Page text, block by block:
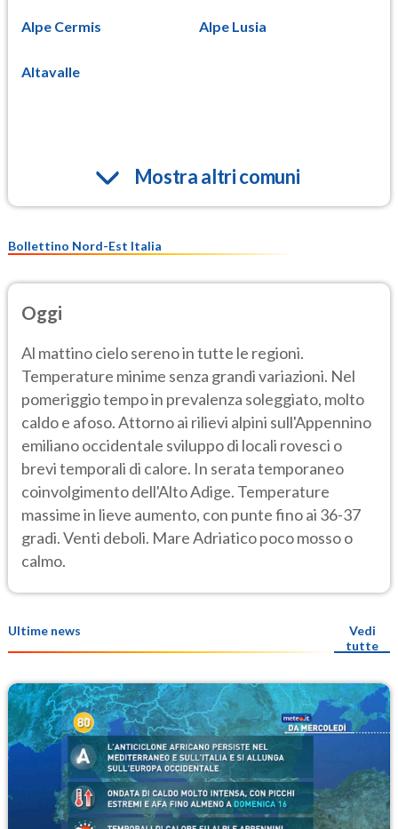
Alpe Cermis Alpe Lusia
Altavalle
Mostra altri comuni
Bollettino Nord-Est Italia
Oggi
Al mattino cielo sereno in tutte le regioni.
Temperature minime senza grandi variazioni. Nel
pomeriggio tempo in prevalenza soleggiato, molto
caldo e afoso. Attorno ai rilievi alpini sull'Appennino
emiliano occidentale sviluppo di locali rovesci o
brevi temporali di calore. In serata temporaneo
coinvolgimento dell'Alto Adige. Temperature
massime in lieve aumento, con punte fino ai 36-37
gradi. Venti deboli. Mare Adriatico poco mosso o
calmo.
Ultime news
Vedi
tutte